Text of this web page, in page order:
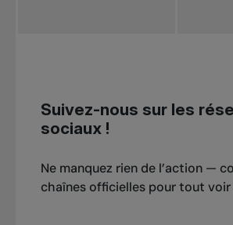
Suivez-nous sur les
sociaux !
Ne manquez rien de l’action —
chaînes officielles pour tout